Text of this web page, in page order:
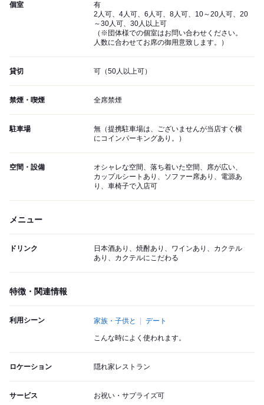
個室
有
2人可、4人可、6人可、8人可、10～20人可、20
～30人可、30人以上可
（※団体様での個室はお問い合わせください。
人数に合わせてお席の御用意致します。）
貸切 可（50人以上可）
禁煙・喫煙 全席禁煙
駐車場
無（提携駐車場は、ございませんが当店すぐ横
にコインパーキングあり。）
空間・設備
オシャレな空間、落ち着いた空間、席が広い、
カップルシートあり、ソファー席あり、電源あ
り、車椅子で入店可
メニュー
ドリンク
日本酒あり、焼酎あり、ワインあり、カクテル
あり、カクテルにこだわる
特徴・関連情報
利用シーン 家族・子供と デート
こんな時によく使われます。
ロケーション 隠れ家レストラン
サービス お祝い・サプライズ可